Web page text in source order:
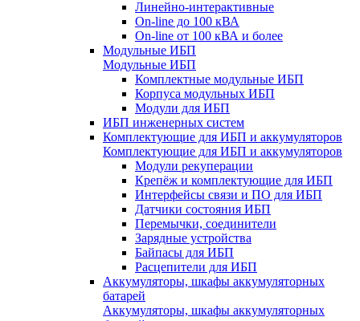
Линейно-интерактивные
On-line до 100 кВА
On-line от 100 кВА и более
Модульные ИБП
Модульные ИБП
Комплектные модульные ИБП
Корпуса модульных ИБП
Модули для ИБП
ИБП инженерных систем
Комплектующие для ИБП и аккумуляторов
Комплектующие для ИБП и аккумуляторов
Модули рекуперации
Крепёж и комплектующие для ИБП
Интерфейсы связи и ПО для ИБП
Датчики состояния ИБП
Перемычки, соединители
Зарядные устройства
Байпасы для ИБП
Расцепители для ИБП
Аккумуляторы, шкафы аккумуляторных
батарей
Аккумуляторы, шкафы аккумуляторных